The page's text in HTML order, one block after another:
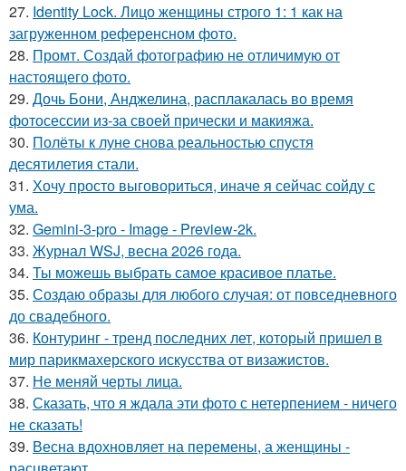
27. Identity Lock. Лицо женщины строго 1: 1 как на
загруженном референсном фото.
28. Промт. Создай фотографию не отличимую от
настоящего фото.
29. Дочь Бони, Анджелина, расплакалась во время
фотосессии из-за своей прически и макияжа.
30. Полёты к луне снова реальностью спустя
десятилетия стали.
31. Хочу просто выговориться, иначе я сейчас сойду с
ума.
32. Gemini-3-pro - Image - Preview-2k.
33. Журнал WSJ, весна 2026 года.
34. Ты можешь выбрать самое красивое платье.
35. Создаю образы для любого случая: от повседневного
до свадебного.
36. Контуринг - тренд последних лет, который пришел в
мир парикмахерского искусства от визажистов.
37. Не меняй черты лица.
38. Сказать, что я ждала эти фото с нетерпением - ничего
не сказать!
39. Весна вдохновляет на перемены, а женщины -